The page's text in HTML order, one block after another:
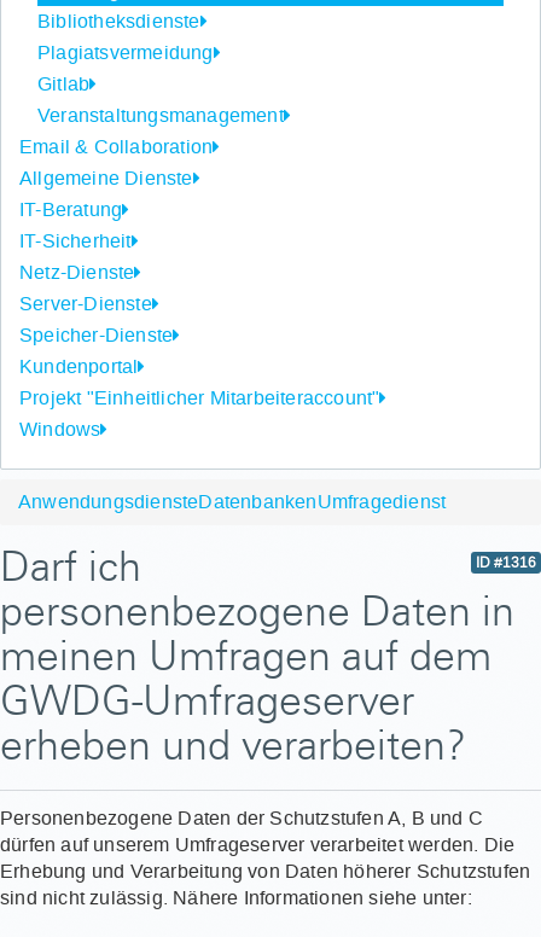
Bibliotheksdienste
Plagiatsvermeidung
Gitlab
Veranstaltungsmanagement
Email & Collaboration
Allgemeine Dienste
IT-Beratung
IT-Sicherheit
Netz-Dienste
Server-Dienste
Speicher-Dienste
Kundenportal
Projekt "Einheitlicher Mitarbeiteraccount"
Windows
AnwendungsdiensteDatenbankenUmfragedienst
ID #1316
Darf ich
personenbezogene Daten in
meinen Umfragen auf dem
GWDG-Umfrageserver
erheben und verarbeiten?
Personenbezogene Daten der Schutzstufen A, B und C
dürfen auf unserem Umfrageserver verarbeitet werden. Die
Erhebung und Verarbeitung von Daten höherer Schutzstufen
sind nicht zulässig. Nähere Informationen siehe unter: